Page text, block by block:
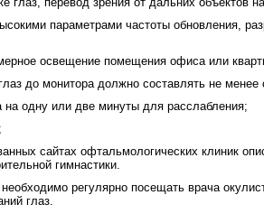
параметрами частоты обновления,
освещение помещения офиса или
до монитора должно составлять не менее
на одну или две минуты для расслабления;
сайтах офтальмологических клиник
гимнастики.
регулярно посещать врача
глаз.